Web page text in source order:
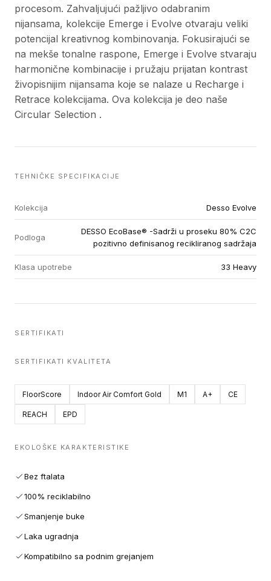
procesom. Zahvaljujući pažljivo odabranim
nijansama, kolekcije Emerge i Evolve otvaraju veliki
potencijal kreativnog kombinovanja. Fokusirajući se
na mekše tonalne raspone, Emerge i Evolve stvaraju
harmonične kombinacije i pružaju prijatan kontrast
živopisnijim nijansama koje se nalaze u Recharge i
Retrace kolekcijama. Ova kolekcija je deo naše
Circular Selection .
TEHNIČKE SPECIFIKACIJE
Kolekcija Desso Evolve
Podloga
DESSO EcoBase® -Sadrži u proseku 80% C2C
pozitivno definisanog recikliranog sadržaja
Klasa upotrebe 33 Heavy
SERTIFIKATI
SERTIFIKATI KVALITETA
FloorScore Indoor Air Comfort Gold M1 A+ CE
REACH EPD
EKOLOŠKE KARAKTERISTIKE
Bez ftalata
100% reciklabilno
Smanjenje buke
Laka ugradnja
Kompatibilno sa podnim grejanjem